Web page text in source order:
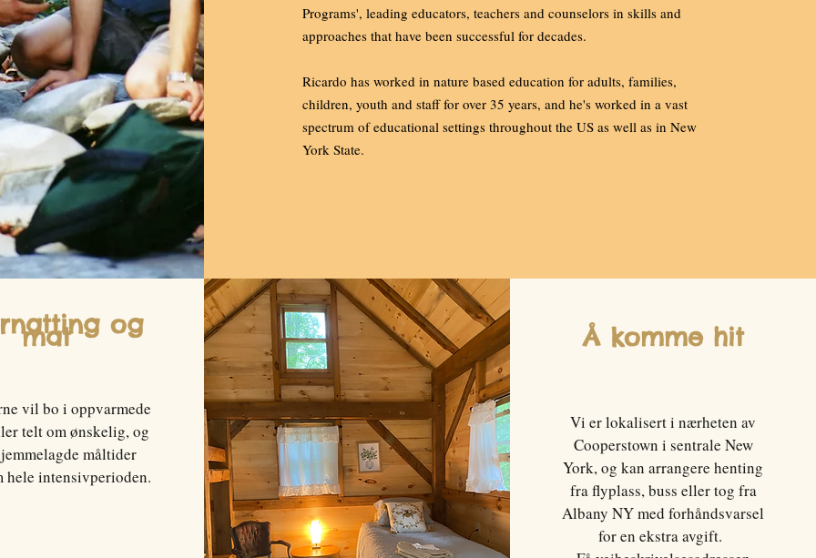
Programs', leading educators, teachers and counselors in skills and
approaches that have been successful for decades.
Ricardo has worked in nature based education for adults, families,
children, youth and staff for over 35 years, and he's worked in a vast
spectrum of educational settings throughout the US as well as in New
York State.
og
mat
vil bo i oppvarmede
telt om ønskelig, og
måltider
hele intensivperioden.
Å komme hit
Vi er lokalisert i nærheten av
Cooperstown i sentrale New
York, og kan arrangere henting
fra flyplass, buss eller tog fra
Albany NY med forhåndsvarsel
for en ekstra avgift.